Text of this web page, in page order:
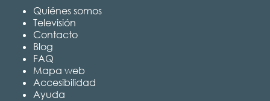
Quiénes somos
Televisión
Contacto
Blog
FAQ
Mapa web
Accesibilidad
Ayuda